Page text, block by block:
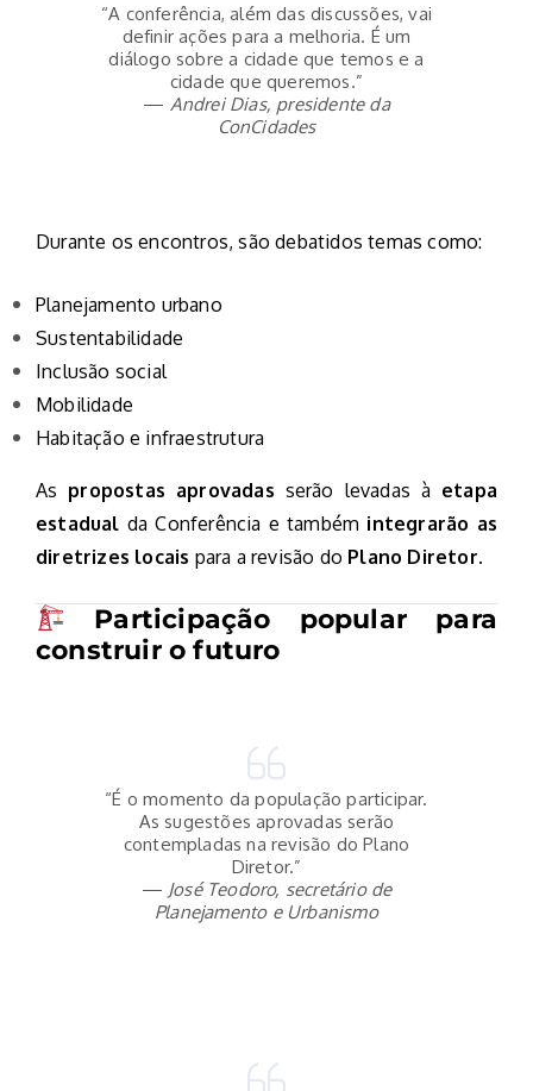
“A conferência, além das discussões, vai
definir ações para a melhoria. É um
diálogo sobre a cidade que temos e a
cidade que queremos.”
— Andrei Dias, presidente da
ConCidades
Durante os encontros, são debatidos temas como:
Planejamento urbano
Sustentabilidade
Inclusão social
Mobilidade
Habitação e infraestrutura
As propostas aprovadas serão levadas à etapa
estadual da Conferência e também integrarão as
diretrizes locais para a revisão do Plano Diretor.
Participação popular para
construir o futuro
“É o momento da população participar.
As sugestões aprovadas serão
contempladas na revisão do Plano
Diretor.”
— José Teodoro, secretário de
Planejamento e Urbanismo